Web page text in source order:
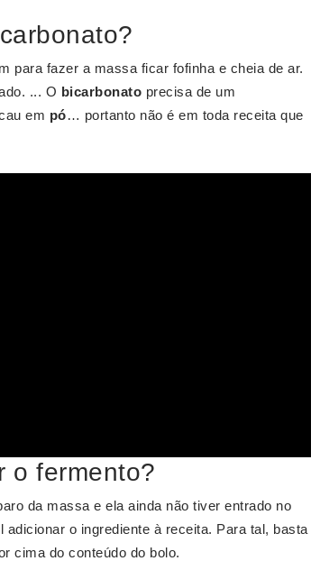
para fazer a massa ficar fofinha e cheia de ar.
... O bicarbonato precisa de um
em pó… portanto não é em toda receita que
o fermento?
da massa e ela ainda não tiver entrado no
o ingrediente à receita. Para tal, basta
cima do conteúdo do bolo.